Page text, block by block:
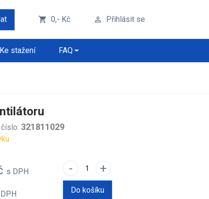
shopping_cart 0,- Kč perm_identity Přihlásit se
Ke stažení FAQ
321811029
s DPH - +
Do košíku